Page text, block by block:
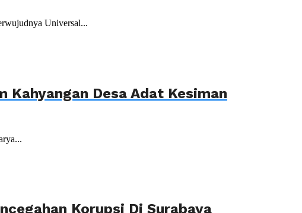
Universal...
Kahyangan Desa Adat Kesiman
Korupsi Di Surabaya